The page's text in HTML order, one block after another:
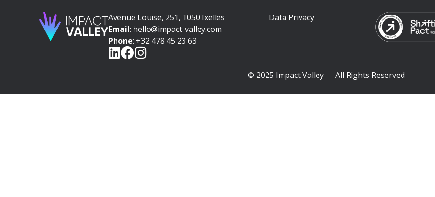
Avenue Louise, 251, 1050 Ixelles
Email: hello@impact-valley.com
Phone: +32 478 45 23 63
Data Privacy
© 2025 Impact Valley — All Rights Reserved